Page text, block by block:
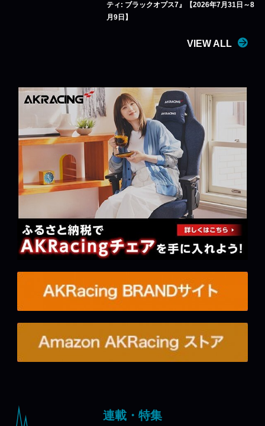
ティ: ブラックオプス7』【2026年7月31日～8
月9日】
VIEW ALL
連載・特集